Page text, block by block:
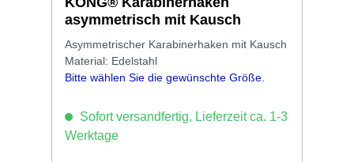
asymmetrisch mit Kausch
Asymmetrischer Karabinerhaken mit Kausch
Material: Edelstahl
Bitte wählen Sie die gewünschte Größe.
Sofort versandfertig, Lieferzeit ca. 1-3
Werktage